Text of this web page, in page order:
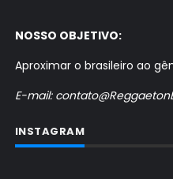
NOSSO OBJETIVO:
Aproximar o brasileiro ao
E-mail:
INSTAGRAM